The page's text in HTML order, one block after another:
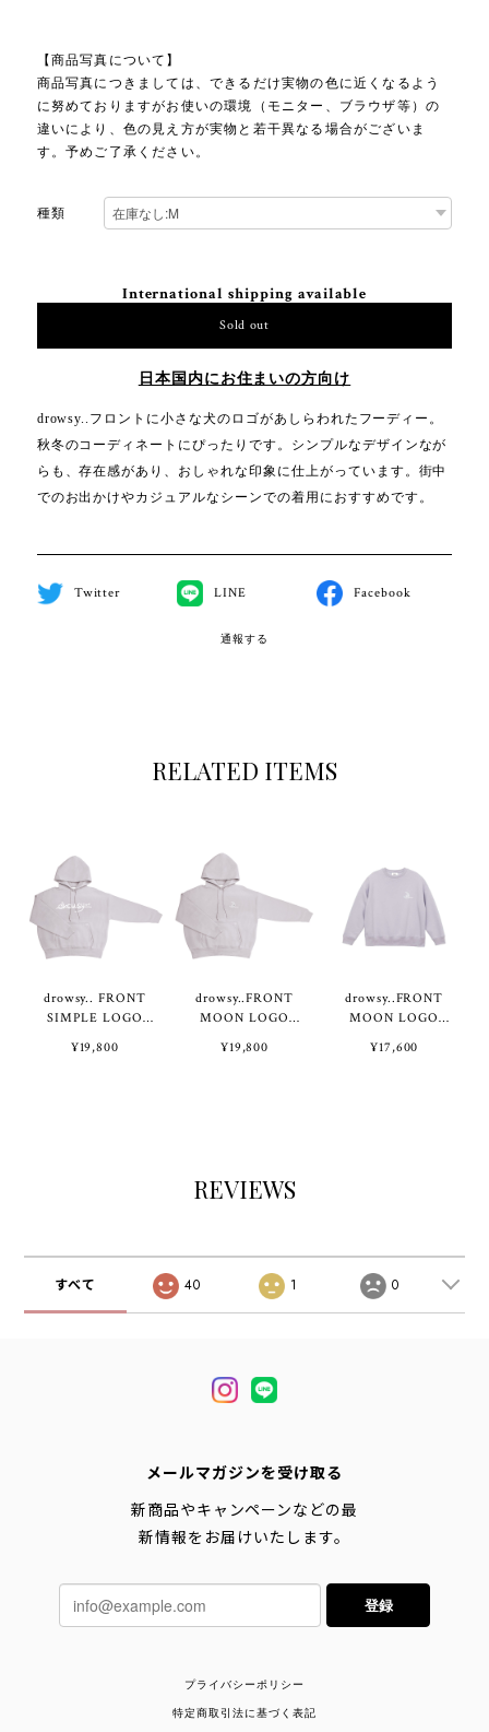
【商品写真について】
商品写真につきましては、できるだけ実物の色に近くなるよう
に努めておりますがお使いの環境（モニター、ブラウザ等）の
違いにより、色の見え方が実物と若干異なる場合がございま
す。予めご了承ください。
種類
International shipping available
Sold out
日本国内にお住まいの方向け
drowsy..フロントに小さな犬のロゴがあしらわれたフーディー。
秋冬のコーディネートにぴったりです。シンプルなデザインなが
らも、存在感があり、おしゃれな印象に仕上がっています。街中
でのお出かけやカジュアルなシーンでの着用におすすめです。
Twitter LINE Facebook
通報する
RELATED ITEMS
drowsy.. FRONT
SIMPLE LOGO
/ FP
¥19,800
drowsy..FRONT
MOON LOGO
FP
¥19,800
drowsy..FRONT
MOON LOGO
23AW/ FP
¥17,600
REVIEWS
すべて 40 1 0
メールマガジンを受け取る
新商品やキャンペーンなどの最
新情報をお届けいたします。
登録
プライバシーポリシー
特定商取引法に基づく表記